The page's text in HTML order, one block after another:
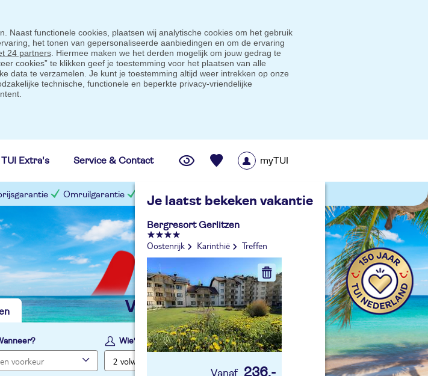
Naast functionele cookies, plaatsen wij analytische cookies om het gebruik
het tonen van gepersonaliseerde aanbiedingen en om de ervaring
24 partners. Hiermee maken we het derden mogelijk om jouw gedrag te
cookies” te klikken geef je toestemming voor het plaatsen van alle
data te verzamelen. Je kunt je toestemming altijd weer intrekken op onze
technische, functionele en beperkte privacy-vriendelijke
TUI Extra's Service & Contact
Je laatst bekeken vakantie
Bergresort Gerlitzen
Oostenrijk Karinthië Treffen
236,-
myTUI
Omruilgarantie Slimme prijsgarantie
vind jouw ideale vakantie
Wie?